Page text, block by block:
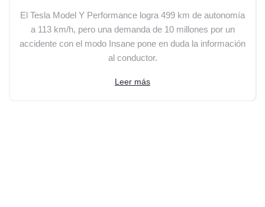
El Tesla Model Y Performance logra 499 km de autonomía
a 113 km/h, pero una demanda de 10 millones por un
accidente con el modo Insane pone en duda la información
al conductor.
Leer más